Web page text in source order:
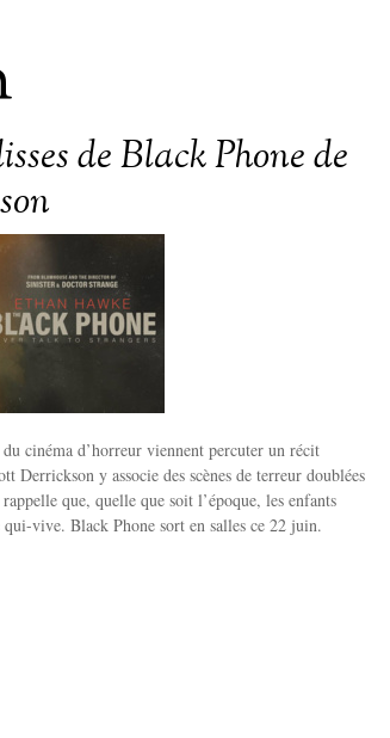
de Black Phone de
cinéma d’horreur viennent percuter un récit
Derrickson y associe des scènes de terreur doublées
que, quelle que soit l’époque, les enfants
vive. Black Phone sort en salles ce 22 juin.